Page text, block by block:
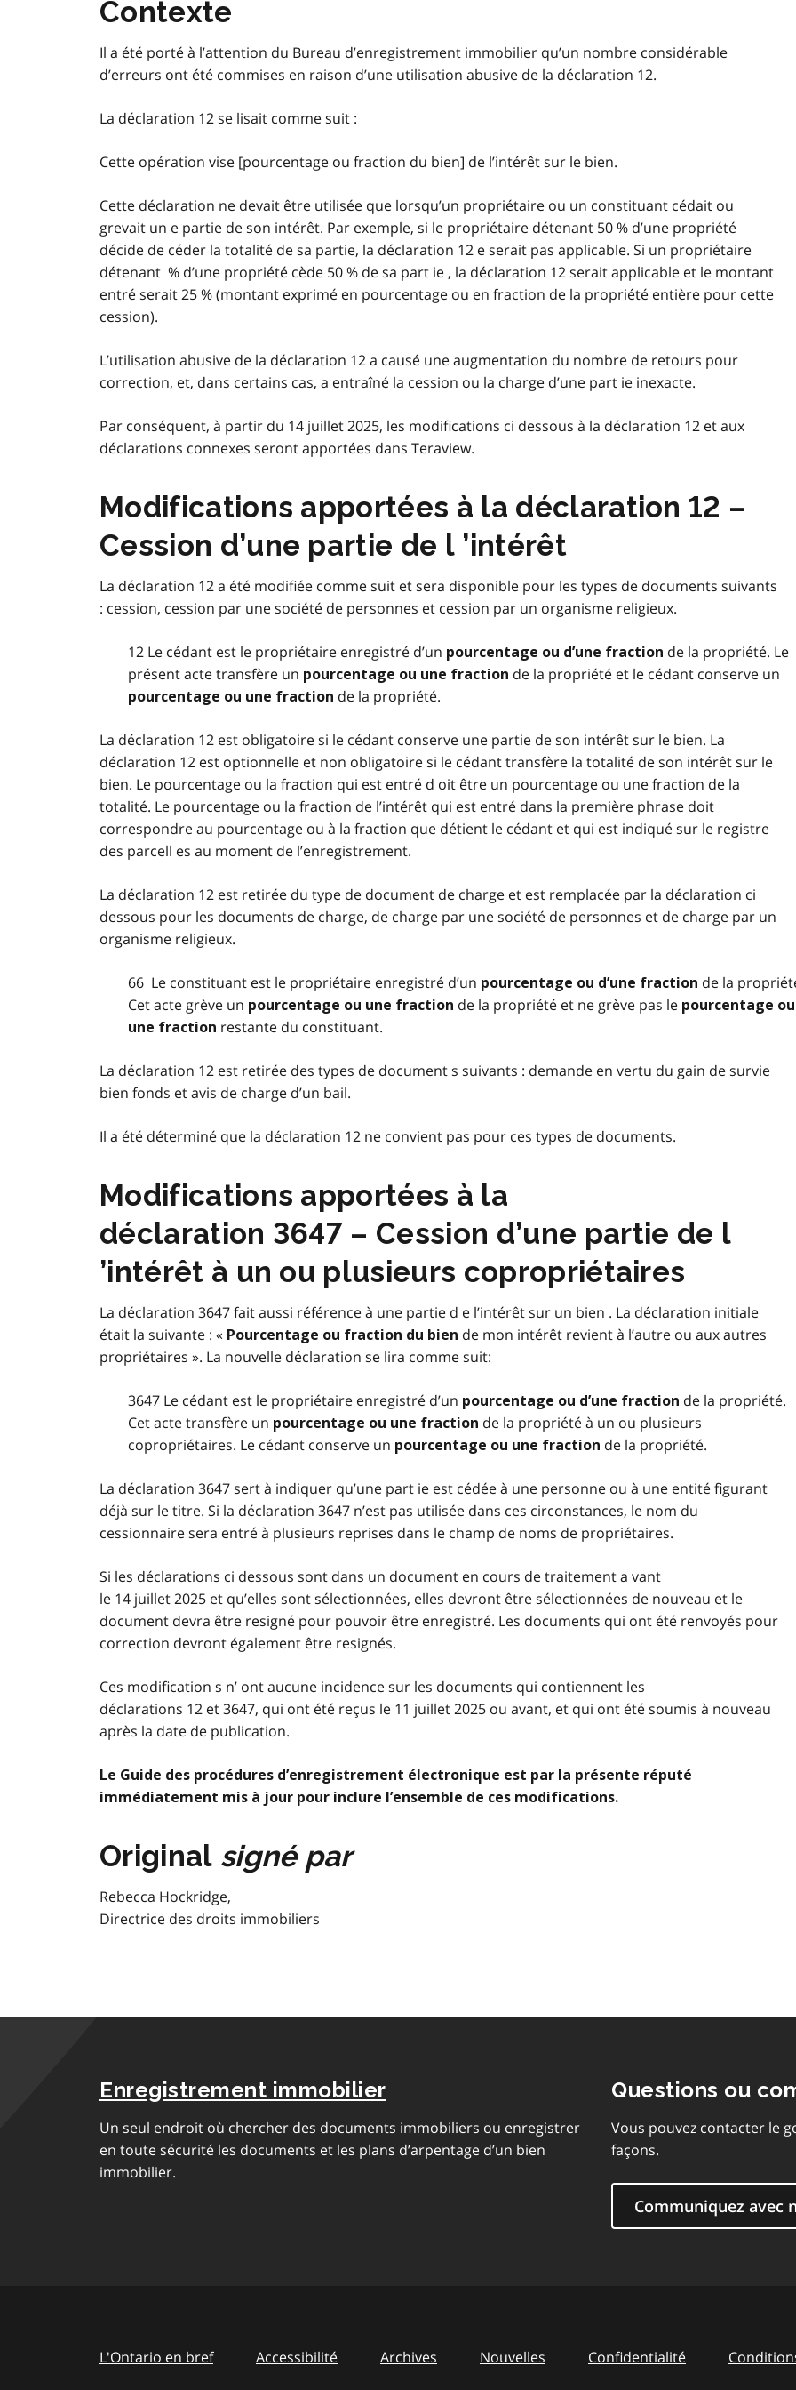
Contexte
Il a été porté à l’attention du Bureau d’enregistrement immobilier qu’un nombre considérable
d’erreurs ont été commises en raison d’une utilisation abusive de la déclaration 12.
La déclaration 12 se lisait comme suit :
Cette opération vise [pourcentage ou fraction du bien] de l’intérêt sur le bien.
Cette déclaration ne devait être utilisée que lorsqu’un propriétaire ou un constituant cédait ou
grevait un e partie de son intérêt. Par exemple, si le propriétaire détenant 50 % d’une propriété
décide de céder la totalité de sa partie, la déclaration 12 e serait pas applicable. Si un propriétaire
détenant % d’une propriété cède 50 % de sa part ie , la déclaration 12 serait applicable et le montant
entré serait 25 % (montant exprimé en pourcentage ou en fraction de la propriété entière pour cette
cession).
L’utilisation abusive de la déclaration 12 a causé une augmentation du nombre de retours pour
correction, et, dans certains cas, a entraîné la cession ou la charge d’une part ie inexacte.
Par conséquent, à partir du 14 juillet 2025, les modifications ci dessous à la déclaration 12 et aux
déclarations connexes seront apportées dans Teraview.
Modifications apportées à la déclaration 12 –
Cession d’une partie de l ’intérêt
La déclaration 12 a été modifiée comme suit et sera disponible pour les types de documents suivants
: cession, cession par une société de personnes et cession par un organisme religieux.
12 Le cédant est le propriétaire enregistré d’un pourcentage ou d’une fraction de la propriété. Le
présent acte transfère un pourcentage ou une fraction de la propriété et le cédant conserve un
pourcentage ou une fraction de la propriété.
La déclaration 12 est obligatoire si le cédant conserve une partie de son intérêt sur le bien. La
déclaration 12 est optionnelle et non obligatoire si le cédant transfère la totalité de son intérêt sur le
bien. Le pourcentage ou la fraction qui est entré d oit être un pourcentage ou une fraction de la
totalité. Le pourcentage ou la fraction de l’intérêt qui est entré dans la première phrase doit
correspondre au pourcentage ou à la fraction que détient le cédant et qui est indiqué sur le registre
des parcell es au moment de l’enregistrement.
La déclaration 12 est retirée du type de document de charge et est remplacée par la déclaration ci
dessous pour les documents de charge, de charge par une société de personnes et de charge par un
organisme religieux.
66 Le constituant est le propriétaire enregistré d’un pourcentage ou d’une fraction de la
Cet acte grève un pourcentage ou une fraction de la propriété et ne grève pas le pourcentage ou
une fraction restante du constituant.
La déclaration 12 est retirée des types de document s suivants : demande en vertu du gain de survie
bien fonds et avis de charge d’un bail.
Il a été déterminé que la déclaration 12 ne convient pas pour ces types de documents.
Modifications apportées à la
déclaration 3647 – Cession d’une partie de l
’intérêt à un ou plusieurs copropriétaires
La déclaration 3647 fait aussi référence à une partie d e l’intérêt sur un bien . La déclaration initiale
était la suivante : « Pourcentage ou fraction du bien de mon intérêt revient à l’autre ou aux autres
propriétaires ». La nouvelle déclaration se lira comme suit:
3647 Le cédant est le propriétaire enregistré d’un pourcentage ou d’une fraction de la propriété.
Cet acte transfère un pourcentage ou une fraction de la propriété à un ou plusieurs
copropriétaires. Le cédant conserve un pourcentage ou une fraction de la propriété.
La déclaration 3647 sert à indiquer qu’une part ie est cédée à une personne ou à une entité figurant
déjà sur le titre. Si la déclaration 3647 n’est pas utilisée dans ces circonstances, le nom du
cessionnaire sera entré à plusieurs reprises dans le champ de noms de propriétaires.
Si les déclarations ci dessous sont dans un document en cours de traitement a vant
le 14 juillet 2025 et qu’elles sont sélectionnées, elles devront être sélectionnées de nouveau et le
document devra être resigné pour pouvoir être enregistré. Les documents qui ont été renvoyés pour
correction devront également être resignés.
Ces modification s n’ ont aucune incidence sur les documents qui contiennent les
déclarations 12 et 3647, qui ont été reçus le 11 juillet 2025 ou avant, et qui ont été soumis à nouveau
après la date de publication.
Le Guide des procédures d’enregistrement électronique est par la présente réputé
immédiatement mis à jour pour inclure l’ensemble de ces modifications.
Original signé par
Rebecca Hockridge,
Directrice des droits immobiliers
Enregistrement immobilier
Un seul endroit où chercher des documents immobiliers ou enregistrer
en toute sécurité les documents et les plans d’arpentage d’un bien
immobilier.
Questions ou
Vous pouvez contacter le
façons.
Communiquez avec
L'Ontario en bref Accessibilité Archives Nouvelles Confidentialité